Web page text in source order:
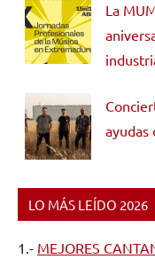
La
ayudas
LO MÁS LEÍDO 2026
1.- MEJORES